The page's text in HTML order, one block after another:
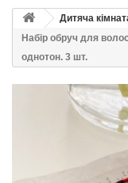
Дитяча
Набір обруч для
однотон. 3 шт.